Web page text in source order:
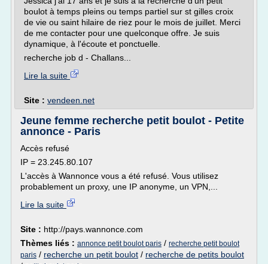
boulot à temps pleins ou temps partiel sur st gilles croix
de vie ou saint hilaire de riez pour le mois de juillet. Merci
de me contacter pour une quelconque offre. Je suis
dynamique, à l'écoute et ponctuelle.
recherche job d - Challans...
Lire la suite
Site : vendeen.net
Jeune femme recherche petit boulot - Petite
annonce - Paris
Accès refusé
IP = 23.245.80.107
L'accès à Wannonce vous a été refusé. Vous utilisez
probablement un proxy, une IP anonyme, un VPN,...
Lire la suite
Site : http://pays.wannonce.com
Thèmes liés : annonce petit boulot paris / recherche petit boulot
paris / recherche un petit boulot / recherche de petits boulot